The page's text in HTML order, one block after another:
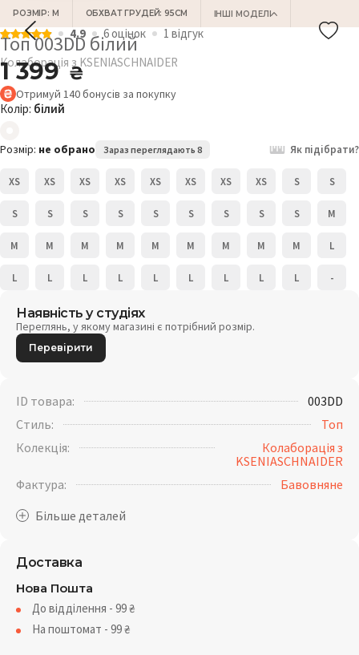
РОЗМІР: M ОБХВАТ ГРУДЕЙ: 95СМ ІНШІ МОДЕЛІ
4.9 6 оцiнок 1 відгук
Топ 003DD білий
Колаборація з KSENIASCHNAIDER
1 399₴
Отримуй 140бонусів за покупку
Колір: білий
Розмір: не обрано Зараз переглядають 8 Як підібрати?
XS XS XS XS XS XS XS XS S S
S S S S S S S S S M
M M M M M M M M M L
L L L L L L L L L -
Наявність у студіях
Переглянь, у якому магазині є потрібний розмір.
Перевірити
ID товара:
003DD
Стиль:
Топ
Колекція:
Колаборація з
KSENIASCHNAIDER
Фактура:
Бавовняне
Доставка
Нова Пошта
До відділення - 99₴
На поштомат - 99₴